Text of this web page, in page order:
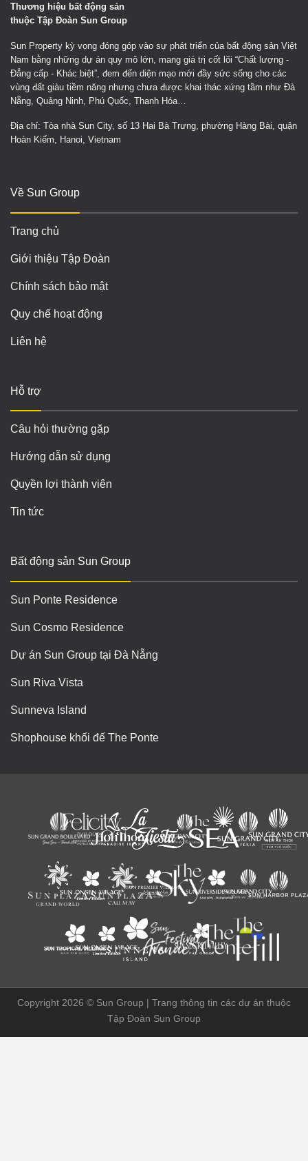
Thương hiệu bất động sản
thuộc Tập Đoàn Sun Group
Sun Property kỳ vọng đóng góp vào sự phát triển của bất động sản Việt
Nam bằng những dự án quy mô lớn, mang giá trị cốt lõi “Chất lượng -
Đẳng cấp - Khác biệt”, đem đến diện mạo mới đầy sức sống cho các
vùng đất giàu tiềm năng nhưng chưa được khai thác xứng tầm như Đà
Nẵng, Quảng Ninh, Phú Quốc, Thanh Hóa…
Địa chỉ: Tòa nhà Sun City, số 13 Hai Bà Trưng, phường Hàng Bài, quận
Hoàn Kiếm, Hanoi, Vietnam
Về Sun Group
Trang chủ
Giới thiệu Tập Đoàn
Chính sách bảo mật
Quy chế hoạt động
Liên hệ
Hỗ trợ
Câu hỏi thường gặp
Hướng dẫn sử dụng
Quyền lợi thành viên
Tin tức
Bất động sản Sun Group
Sun Ponte Residence
Sun Cosmo Residence
Dự án Sun Group tại Đà Nẵng
Sun Riva Vista
Sunneva Island
Shophouse khối đế The Ponte
Copyright 2026 © Sun Group | Trang thông tin các dự án thuộc
Tập Đoàn Sun Group